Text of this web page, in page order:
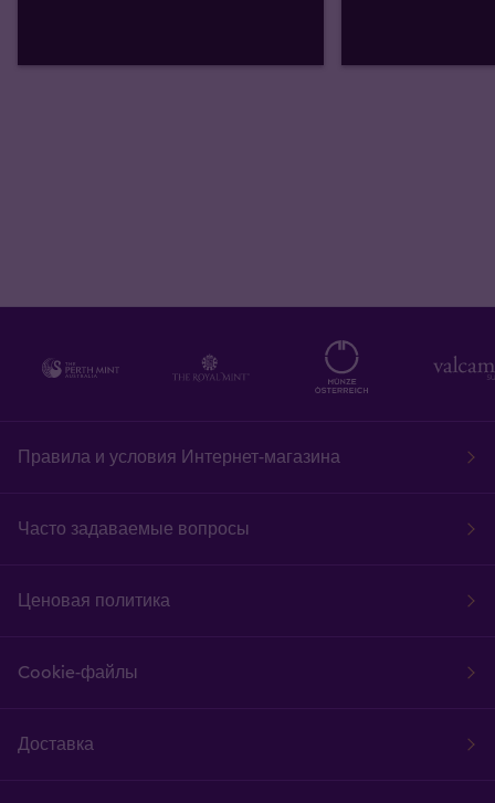
Правила и условия Интернет-магазина
Часто задаваемые вопросы
Ценовая политика
Cookie-файлы
Доставка